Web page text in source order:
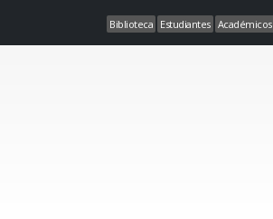
Biblioteca Estudiantes Académicos